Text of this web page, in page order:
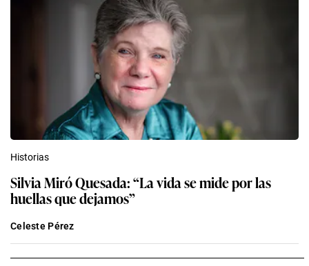
Historias
Silvia Miró Quesada: “La vida se mide por las
huellas que dejamos”
Celeste Pérez